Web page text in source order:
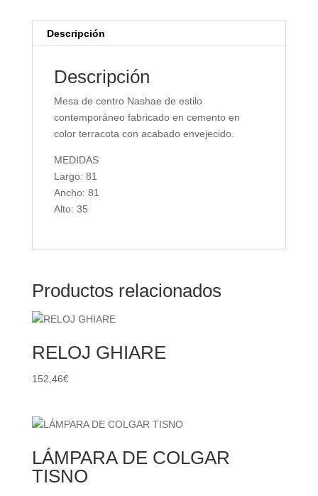
Descripción
Descripción
Mesa de centro Nashae de estilo
contemporáneo fabricado en cemento en
color terracota con acabado envejecido.
MEDIDAS
Largo: 81
Ancho: 81
Alto: 35
Productos relacionados
RELOJ GHIARE
152,46€
LÁMPARA DE COLGAR
TISNO